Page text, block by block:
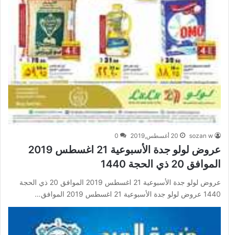
sozan w 20 أغسطس,2019 0
عروض لولو جدة الأسبوعية 21 اغسطس 2019
الموافق 20 ذي الحجة 1440
عروض لولو جدة الأسبوعية 21 اغسطس 2019 الموافق 20 ذي الحجة
1440 عروض لولو جدة الأسبوعية 21 اغسطس 2019 الموافق…